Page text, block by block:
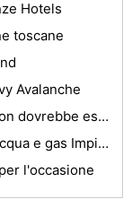
Hotels
toscane
Avalanche
Expedited Passport Application - Non dovrebbe essere difficile
Trasformare l'acqua in oro con un acqua e gas Impianto di alimentazione
l'occasione